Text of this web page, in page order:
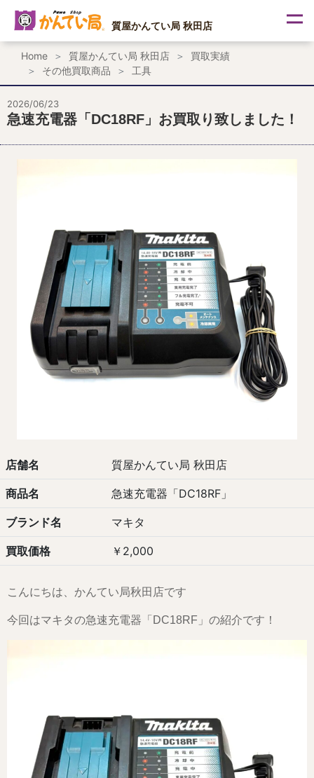
ス
プ
質屋かんてい局 秋田店
Home 質屋かんてい局 秋田店
買取実績
その他買取商品
工具
2026/06/23
急速充電器「DC18RF」お買取り致しました！
店舗名 質屋かんてい局 秋田店
商品名 急速充電器「DC18RF」
ブランド名 マキタ
買取価格 ￥2,000
こんにちは、かんてい局秋田店です
今回はマキタの急速充電器「DC18RF」の紹介です！